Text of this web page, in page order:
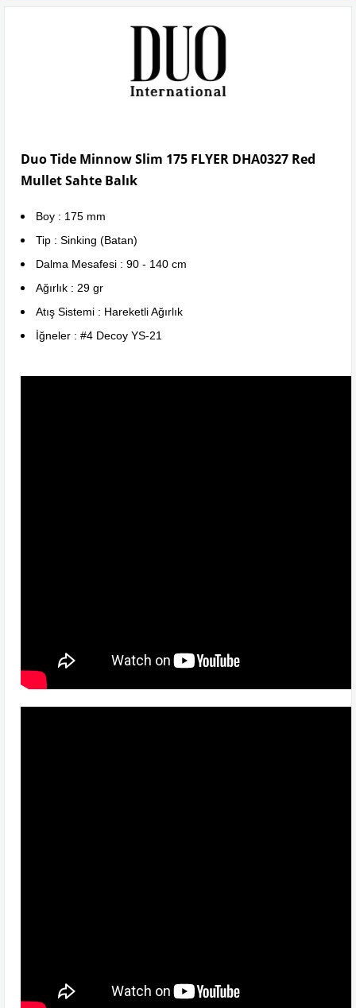
Duo Tide Minnow Slim 175 FLYER DHA0327 Red
Mullet Sahte Balık
Boy : 175 mm
Tip : Sinking (Batan)
Dalma Mesafesi : 90 - 140 cm
Ağırlık : 29 gr
Atış Sistemi : Hareketli Ağırlık
İğneler : #4 Decoy YS-21